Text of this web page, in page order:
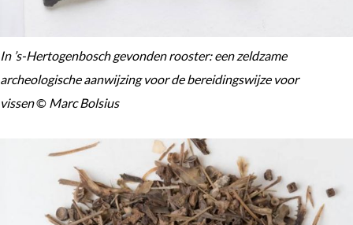
In ’s-Hertogenbosch gevonden rooster: een zeldzame
archeologische aanwijzing voor de bereidingswijze voor
vissen© Marc Bolsius